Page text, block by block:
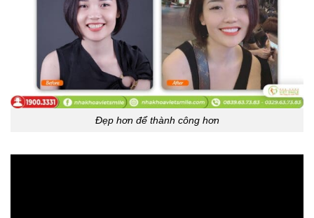
Đẹp hơn để thành công hơn